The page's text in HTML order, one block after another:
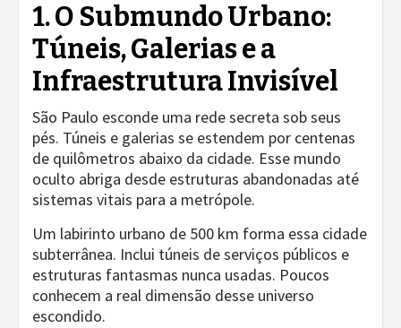
1. O Submundo Urbano:
Túneis, Galerias e a
Infraestrutura Invisível
São Paulo esconde uma rede secreta sob seus
pés. Túneis e galerias se estendem por centenas
de quilômetros abaixo da cidade. Esse mundo
oculto abriga desde estruturas abandonadas até
sistemas vitais para a metrópole.
Um labirinto urbano de 500 km forma essa cidade
subterrânea. Inclui túneis de serviços públicos e
estruturas fantasmas nunca usadas. Poucos
conhecem a real dimensão desse universo
escondido.